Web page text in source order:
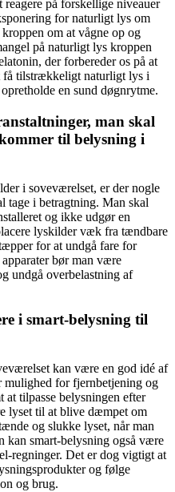
på forskellige niveauer
for naturligt lys om
om at vågne op og
på naturligt lys kroppen
der forbereder os på at
få tilstrækkeligt naturligt lys i
en sund døgnrytme.
man skal
til belysning i
i soveværelset, er der nogle
tage i betragtning. Man skal
og ikke udgør en
lyskilder væk fra tændbare
for at undgå fare for
bør man være
undgå overbelastning af
i smart-belysning til
kan være en god idé af
mulighed for fjernbetjening og
at tilpasse belysningen efter
lyset til at blive dæmpet om
og slukke lyset, når man
kan smart-belysning også være
regninger. Det er dog vigtigt at
og følge
og brug.